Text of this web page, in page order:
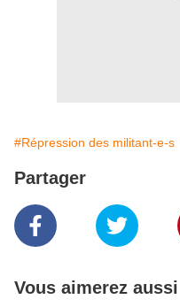
#Répression des militant-e-s
Partager
Vous aimerez aussi